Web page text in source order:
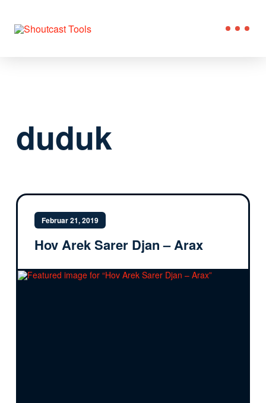
duduk
Februar 21, 2019
Hov Arek Sarer Djan – Arax